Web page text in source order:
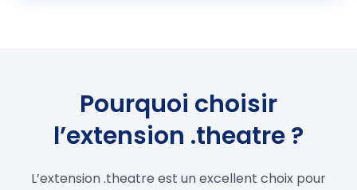
Pourquoi choisir
l’extension .theatre ?
L’extension .theatre est un excellent choix pour